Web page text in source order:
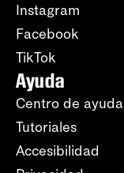
Instagram
Facebook
TikTok
Ayuda
Centro de ayuda
Tutoriales
Accesibilidad